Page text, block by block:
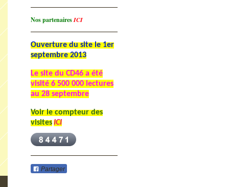
Nos partenairesICI
Ouverture du site le 1er
septembre 2013
Le site du CD46 a été
visité 6 500 000 lectures
au 28 septembre
Voir le compteur des
visitesICI
Partager